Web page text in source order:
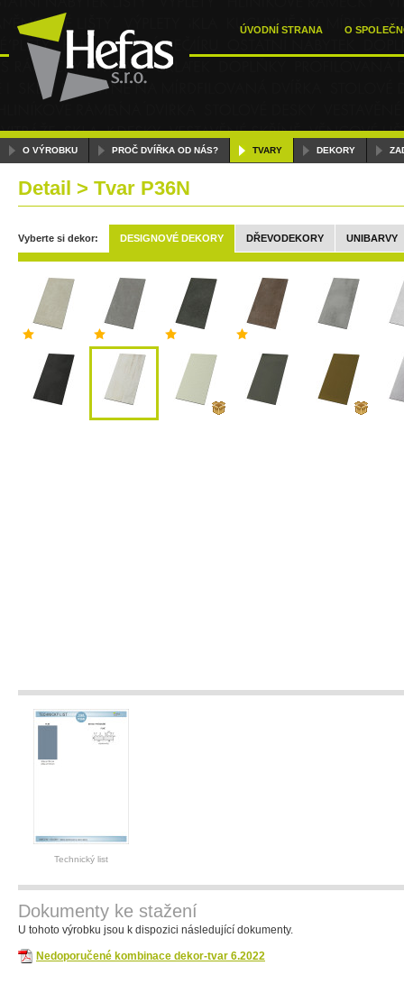
ÚVODNÍ STRANA O
O VÝROBKU PROČ DVÍŘKA OD NÁS? TVARY DEKORY
Detail > Tvar P36N
Vyberte si dekor: DESIGNOVÉ DEKORY DŘEVODEKORY UNIBARVY
Technický list
Dokumenty ke stažení
U tohoto výrobku jsou k dispozici následující dokumenty.
Nedoporučené kombinace dekor-tvar 6.2022